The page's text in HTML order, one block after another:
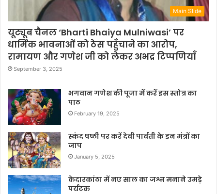
Main Slide
यूट्यूब चैनल ‘Bharti Bhaiya Mulniwasi’ पर
धार्मिक भावनाओं को ठेस पहुँचाने का आरोप,
रामायण और गणेश जी को लेकर अभद्र टिप्पणियाँ
September 3, 2025
भगवान गणेश की पूजा में करें इस स्तोत्र का
पाठ
February 19, 2025
स्कंद षष्ठी पर करें देवी पार्वती के इन मंत्रों का
जाप
January 5, 2025
केदारकांठा में नए साल का जश्न मनाने उमड़े
पर्यटक